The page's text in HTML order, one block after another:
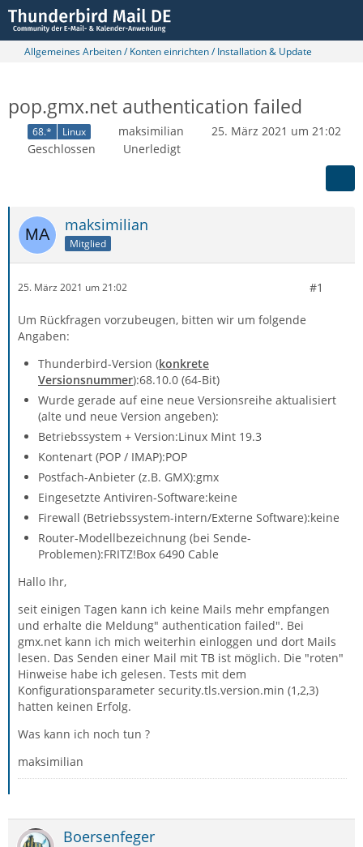
Allgemeines Arbeiten / Konten einrichten / Installation & Update
pop.gmx.net authentication failed
68.* Linux maksimilian
25. März 2021 um 21:02
Geschlossen
Unerledigt
maksimilian
Mitglied
25. März 2021 um 21:02 #1
Um Rückfragen vorzubeugen, bitten wir um folgende
Angaben:
Thunderbird-Version (konkrete
Versionsnummer):68.10.0 (64-Bit)
Wurde gerade auf eine neue Versionsreihe aktualisiert
(alte und neue Version angeben):
Betriebssystem + Version:Linux Mint 19.3
Kontenart (POP / IMAP):POP
Postfach-Anbieter (z.B. GMX):gmx
Eingesetzte Antiviren-Software:keine
Firewall (Betriebssystem-intern/Externe Software):keine
Router-Modellbezeichnung (bei Sende-
Problemen):FRITZ!Box 6490 Cable
Hallo Ihr,
seit einigen Tagen kann ich keine Mails mehr empfangen
und erhalte die Meldung" authentication failed". Bei
gmx.net kann ich mich weiterhin einloggen und dort Mails
lesen. Das Senden einer Mail mit TB ist möglich. Die "roten"
Hinweise habe ich gelesen. Tests mit dem
Konfigurationsparameter security.tls.version.min (1,2,3)
hatten keinen Erfolg.
Was kann ich noch tun ?
maksimilian
Boersenfeger